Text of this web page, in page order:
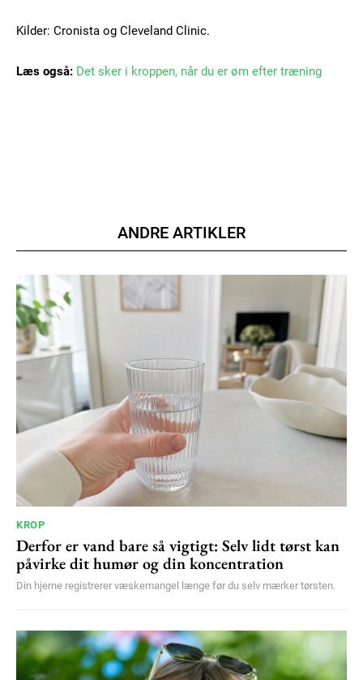
Etiam est nibh, lobortis sit
Ut mollis pellentesque tortor
Member full access
100 DKK
Etiam est nibh, lobortis sit
Praesent euismod ac
Ut mollis pellentesque tortor
Nullam eu erat condimentum
Donec quis est ac felis
YEARLY PRICING MONTHLY PRICING
Kilder: Cronista og Cleveland Clinic.
Læs også: Det sker i kroppen, når du er øm efter træning
ANDRE ARTIKLER
KROP
Derfor er vand bare så vigtigt: Selv lidt tørst kan
påvirke dit humør og din koncentration
Din hjerne registrerer væskemangel længe før du selv mærker tørsten.